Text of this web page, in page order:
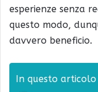
esperienze senza
questo modo,
davvero beneficio.
In questo articolo